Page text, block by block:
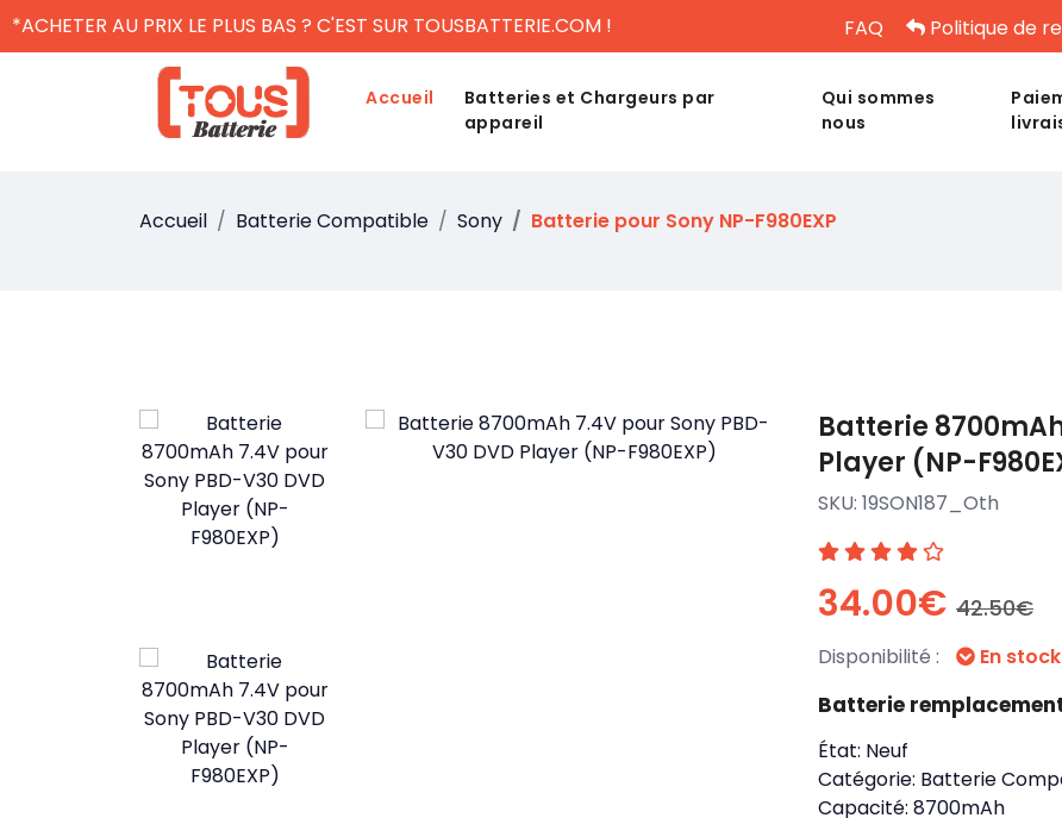
*ACHETER AU PRIX LE PLUS BAS ? C'EST SUR TOUSBATTERIE.COM ! FAQ Politique de
Accueil
Batteries et Chargeurs par
appareil
Qui sommes
nous
Accueil Batterie Compatible Sony Batterie pour Sony NP-F980EXP
Batterie
Player (NP-
SKU: 19SON187_Oth
34.00€ 42.50€
Disponibilité : En stock
Batterie
État: Neuf
Catégorie: Batterie
Capacité: 8700mAh